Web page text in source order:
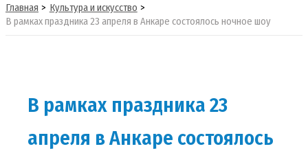
Главная
Культура и искусство
В рамках праздника 23 апреля в Анкаре состоялось ночное шоу
В рамках праздника 23
апреля в Анкаре состоялось